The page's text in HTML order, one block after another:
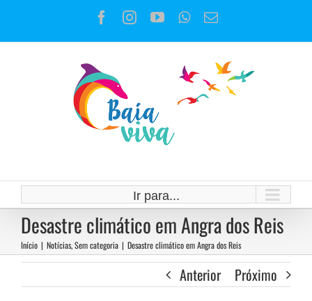
o
Facebook
Instagram
YouTubeWhatsApp
E-
Ir para...
Desastre climático em Angra dos Reis
Início | Notícias,Sem categoria | Desastre climático em Angra dos Reis
Anterior Próximo